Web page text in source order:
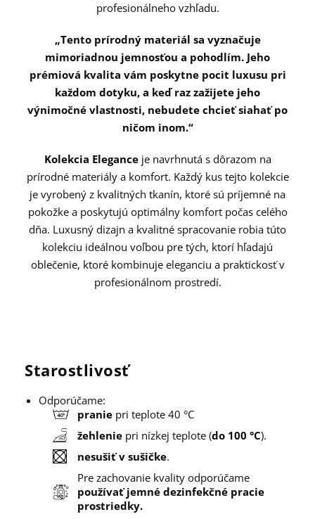
profesionálneho vzhľadu.
„Tento prírodný materiál sa vyznačuje
mimoriadnou jemnosťou a pohodlím. Jeho
prémiová kvalita vám poskytne pocit luxusu pri
každom dotyku, a keď raz zažijete jeho
výnimočné vlastnosti, nebudete chcieť siahať po
ničom inom.“
Kolekcia Eleganceje navrhnutá s dôrazom na
prírodné materiály a komfort. Každý kus tejto kolekcie
je vyrobený z kvalitných tkanín, ktoré sú príjemné na
pokožke a poskytujú optimálny komfort počas celého
dňa. Luxusný dizajn a kvalitné spracovanie robia túto
kolekciu ideálnou voľbou pre tých, ktorí hľadajú
oblečenie, ktoré kombinuje eleganciu a praktickosť v
profesionálnom prostredí.
Starostlivosť
Odporúčame:
pranie pri teplote 40 °C
žehlenie pri nízkej teplote (do 100 °C).
nesušiť v sušičke.
Pre zachovanie kvality odporúčame
používať jemné dezinfekčné pracie
prostriedky.